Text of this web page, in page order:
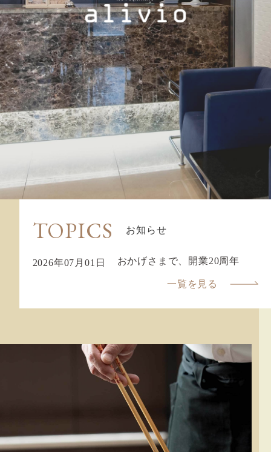
TOPICS お知らせ
2026年07月01日 おかげさまで、開業20周年
一覧を見る